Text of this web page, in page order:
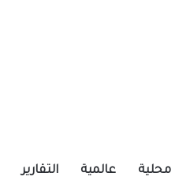
محلية عالمية التقارير